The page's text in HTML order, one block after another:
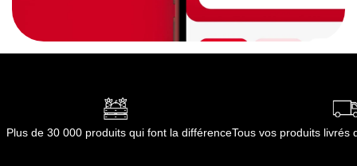
Plus de 30 000 produits qui font la différenceTous vos produits livrés